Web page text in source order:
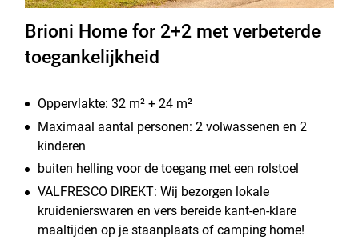
Brioni Home for 2+2 met verbeterde
toegankelijkheid
Oppervlakte: 32 m² + 24 m²
Maximaal aantal personen: 2 volwassenen en 2
kinderen
buiten helling voor de toegang met een rolstoel
VALFRESCO DIREKT: Wij bezorgen lokale
kruidenierswaren en vers bereide kant-en-klare
maaltijden op je staanplaats of camping home!